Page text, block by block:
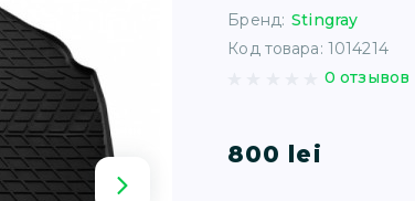
Бренд: Stingray
Код товара: 1014214
0 отзывов
800 lei